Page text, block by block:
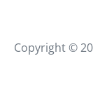
Copyright ©